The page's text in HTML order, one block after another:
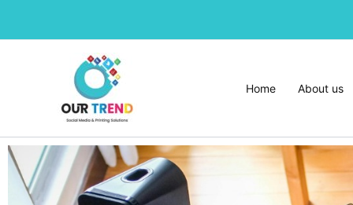
Home About us